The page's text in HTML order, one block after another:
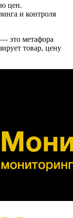
цен.
и контроля
это метафора
товар, цену